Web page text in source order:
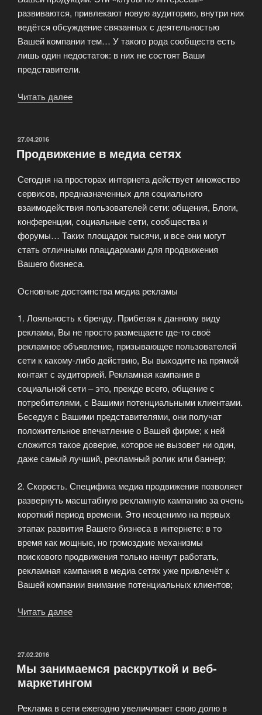
развиваются, привлекают новую аудиторию, внутри них
ведётся обсуждение связанных с деятельностью
Вашей компании тем… У такого рода сообществ есть
лишь один недостаток: в них не состоят Ваши
представители.
Читать далее
бренда»
ОПУБЛИКОВАНО
27.04.2016
Продвижение в медиа сетях
Сегодня на просторах интернета действует множество
сервисов, предназначенных для социального
взаимодействия пользователей сети: общения, Блоги,
конференции, социальные сети, сообщества и
форумы… Таких площадок тысячи, и все они могут
стать отличными плацдармами для продвижения
Вашего бизнеса.
Основные достоинства медиа рекламы
1. Лояльность к бренду. Прибегая к данному виду
рекламы, Вы не просто размещаете где-то своё
рекламное объявление, призывающее пользователей
сети к какому-либо действию, Вы выходите на прямой
контакт с аудиторией. Рекламная кампания в
социальной сети – это, прежде всего, общение с
потребителями, с Вашими потенциальными клиентами.
Беседуя с Вашими представителями, они получат
положительное впечатление о Вашей фирме; к ней
сложится такое доверие, которое не вызовет ни один,
даже самый лучший, рекламный ролик или баннер;
2. Скорость. Специфика медиа продвижения позволяет
развернуть масштабную рекламную кампанию за очень
короткий период времени. Это неоценимо на первых
этапах развития Вашего бизнеса в интернете: в то
время как мощные, но громоздкие механизмы
поискового продвижения только начнут работать,
рекламная кампания в медиа сетях уже привлечёт к
Вашей компании внимание потенциальных клиентов;
Читать далее
ОПУБЛИКОВАНО
27.02.2016
Мы занимаемся раскруткой и веб-
маркетингом
Реклама в сети ежегодно увеличивает свою долю в